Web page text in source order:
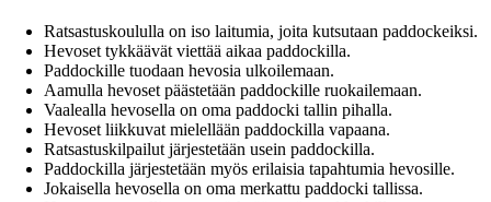
Ratsastuskoululla on iso laitumia, joita kutsutaan paddockeiksi.
Hevoset tykkäävät viettää aikaa paddockilla.
Paddockille tuodaan hevosia ulkoilemaan.
Aamulla hevoset päästetään paddockille ruokailemaan.
Vaalealla hevosella on oma paddocki tallin pihalla.
Hevoset liikkuvat mielellään paddockilla vapaana.
Ratsastuskilpailut järjestetään usein paddockilla.
Paddockilla järjestetään myös erilaisia tapahtumia hevosille.
Jokaisella hevosella on oma merkattu paddocki tallissa.